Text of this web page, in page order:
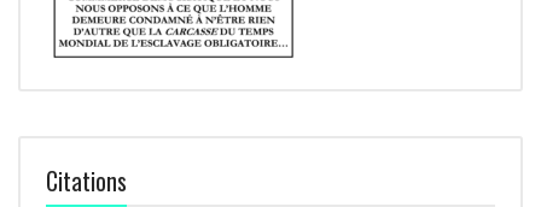
Citations